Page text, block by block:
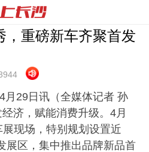
，重磅新车齐聚首发
月29日讯（全媒体记者 孙
济，赋能消费升级。4月
现场，特别规划设置近
展区，集中推出品牌新品首